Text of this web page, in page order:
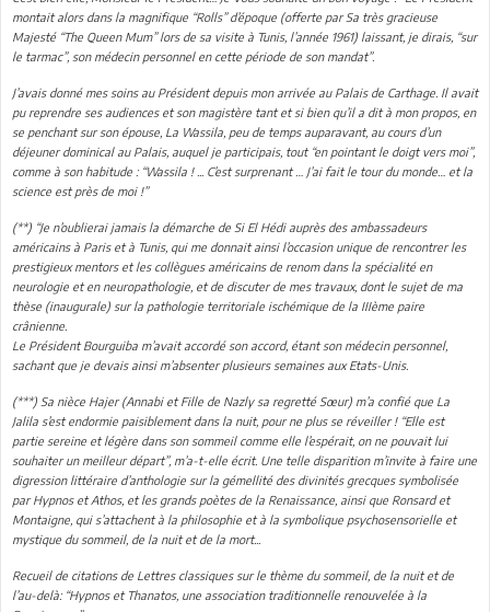
montait alors dans la magnifique “Rolls” d’époque (offerte par Sa très gracieuse
Majesté “The Queen Mum” lors de sa visite à Tunis, l’année 1961) laissant, je dirais, “sur
le tarmac”, son médecin personnel en cette période de son mandat”.
J’avais donné mes soins au Président depuis mon arrivée au Palais de Carthage. Il avait
pu reprendre ses audiences et son magistère tant et si bien qu’il a dit à mon propos, en
se penchant sur son épouse, La Wassila, peu de temps auparavant, au cours d’un
déjeuner dominical au Palais, auquel je participais, tout “en pointant le doigt vers moi”,
comme à son habitude : “Wassila ! ... C’est surprenant … J’ai fait le tour du monde… et la
science est près de moi !”
(**) “Je n’oublierai jamais la démarche de Si El Hédi auprès des ambassadeurs
américains à Paris et à Tunis, qui me donnait ainsi l’occasion unique de rencontrer les
prestigieux mentors et les collègues américains de renom dans la spécialité en
neurologie et en neuropathologie, et de discuter de mes travaux, dont le sujet de ma
thèse (inaugurale) sur la pathologie territoriale ischémique de la IIIème paire
crânienne.
Le Président Bourguiba m’avait accordé son accord, étant son médecin personnel,
sachant que je devais ainsi m’absenter plusieurs semaines aux Etats-Unis.
(***) Sa nièce Hajer (Annabi et Fille de Nazly sa regretté Sœur) m’a confié que La
Jalila s’est endormie paisiblement dans la nuit, pour ne plus se réveiller ! “Elle est
partie sereine et légère dans son sommeil comme elle l’espérait, on ne pouvait lui
souhaiter un meilleur départ”, m’a-t-elle écrit. Une telle disparition m’invite à faire une
digression littéraire d’anthologie sur la gémellité des divinités grecques symbolisée
par Hypnos et Athos, et les grands poètes de la Renaissance, ainsi que Ronsard et
Montaigne, qui s’attachent à la philosophie et à la symbolique psychosensorielle et
mystique du sommeil, de la nuit et de la mort...
Recueil de citations de Lettres classiques sur le thème du sommeil, de la nuit et de
l’au-delà: “Hypnos et Thanatos, une association traditionnelle renouvelée à la